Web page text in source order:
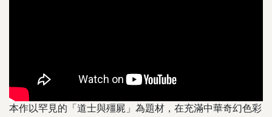
本作以罕見的「道士與殭屍」為題材，在充滿中華奇幻色彩